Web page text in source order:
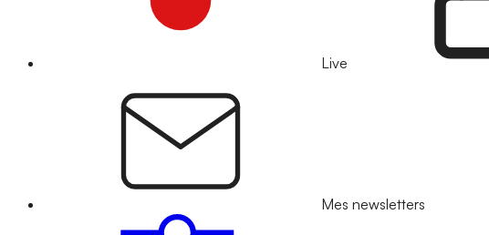
Live
Mes newsletters